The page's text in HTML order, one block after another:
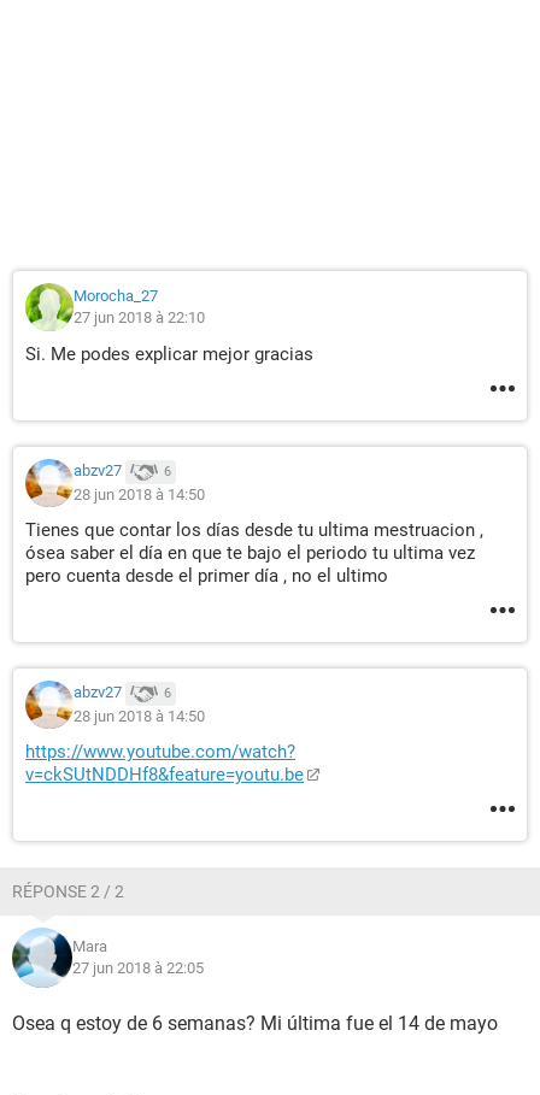
Morocha_27
27 jun 2018 à 22:10
Si. Me podes explicar mejor gracias
abzv27 6
28 jun 2018 à 14:50
Tienes que contar los días desde tu ultima mestruacion ,
ósea saber el día en que te bajo el periodo tu ultima vez
pero cuenta desde el primer día , no el ultimo
abzv27 6
28 jun 2018 à 14:50
https://www.youtube.com/watch?
v=ckSUtNDDHf8&feature=youtu.be
RÉPONSE 2 / 2
Mara
27 jun 2018 à 22:05
Osea q estoy de 6 semanas? Mi última fue el 14 de mayo